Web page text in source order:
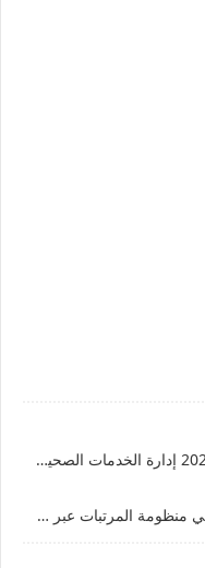
3 كشوفات بأسماء الإفراجات الجديدة 2025 إدارة الخدمات الصحية – قصر بن غشير تغيير المسار المالي لعدد 72 موظفاً وموظفة
الاحد المقبل الافراج عن 9000 حساب في منظومة المرتبات عبر مشروع "راتبك لحظي"